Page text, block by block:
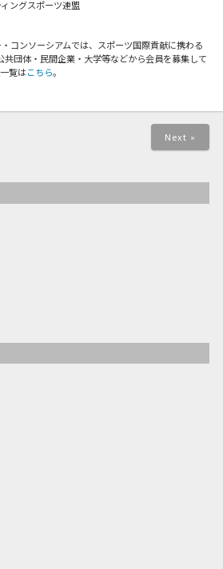
ングスポーツ連盟
コンソーシアムでは、スポーツ国際貢献に携わる
共団体・民間企業・大学等などから会員を募集して
覧はこちら。
Next »